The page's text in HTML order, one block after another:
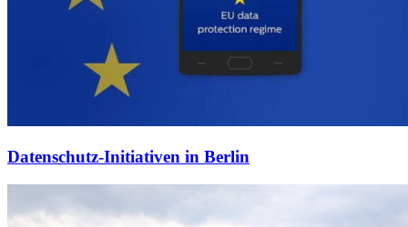
Datenschutz-Initiativen in Berlin